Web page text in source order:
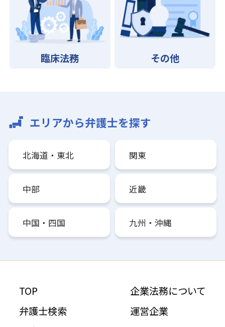
臨床法務 その他
エリアから弁護士を探す
北海道・東北 関東
中部 近畿
中国・四国 九州・沖縄
TOP
弁護士検索
企業法務について
運営企業